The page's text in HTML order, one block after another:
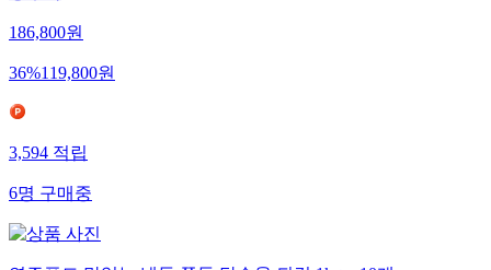
186,800원
36%119,800원
3,594적립
6명구매중